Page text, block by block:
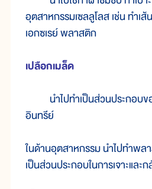
อุตสาหกรรมเซลลูโลส เช่น ทำเ
เอกซเรย์ พลาสติก
เปลือกเมล็ด
นำไปทำเป็นส่วนประกอบข
อินทรีย์
ในด้านอุตสาหกรรม นำไปทำพล
เป็นส่วนประกอบในการเจาะและ